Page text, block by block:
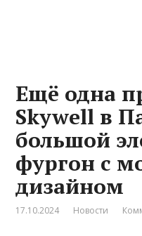
Ещё одна
Skywell в
большой
фургон с
дизайном
17.10.2024 Новости